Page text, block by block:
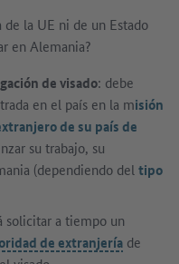
de la UE ni de un Estado
en Alemania?
de visado: debe
en el país en la misión
de su país de
su trabajo, su
(dependiendo del tipo
solicitar a tiempo un
de extranjería de